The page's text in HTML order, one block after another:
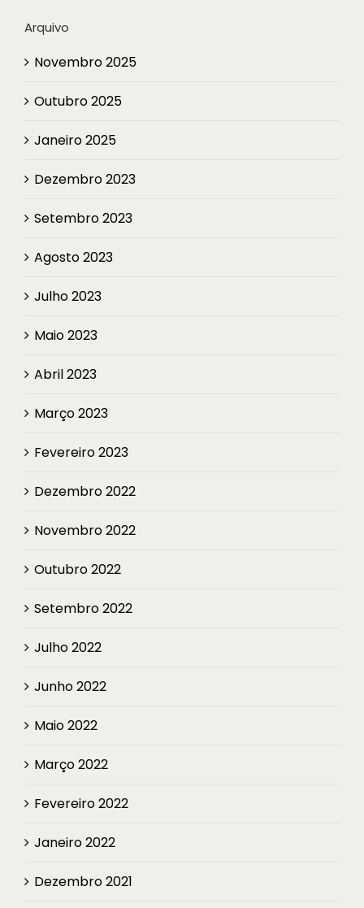
Arquivo
Novembro 2025
Outubro 2025
Janeiro 2025
Dezembro 2023
Setembro 2023
Agosto 2023
Julho 2023
Maio 2023
Abril 2023
Março 2023
Fevereiro 2023
Dezembro 2022
Novembro 2022
Outubro 2022
Setembro 2022
Julho 2022
Junho 2022
Maio 2022
Março 2022
Fevereiro 2022
Janeiro 2022
Dezembro 2021